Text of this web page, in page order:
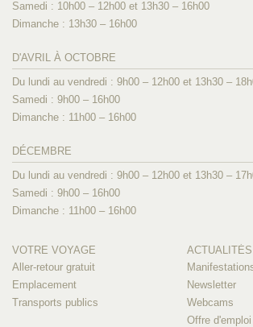
Samedi : 10h00 – 12h00 et 13h30 – 16h00
Dimanche : 13h30 – 16h00
D'AVRIL À OCTOBRE
Du lundi au vendredi : 9h00 – 12h00 et 13h30 –
Samedi : 9h00 – 16h00
Dimanche : 11h00 – 16h00
DÉCEMBRE
Du lundi au vendredi : 9h00 – 12h00 et 13h30 –
Samedi : 9h00 – 16h00
Dimanche : 11h00 – 16h00
VOTRE VOYAGE
Aller-retour gratuit
Emplacement
Transports publics
ACTUALITÉS
Newsletter
Webcams
Offre d'emploi